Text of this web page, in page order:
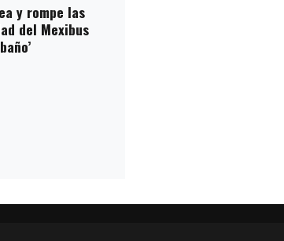
y rompe las
del Mexibus